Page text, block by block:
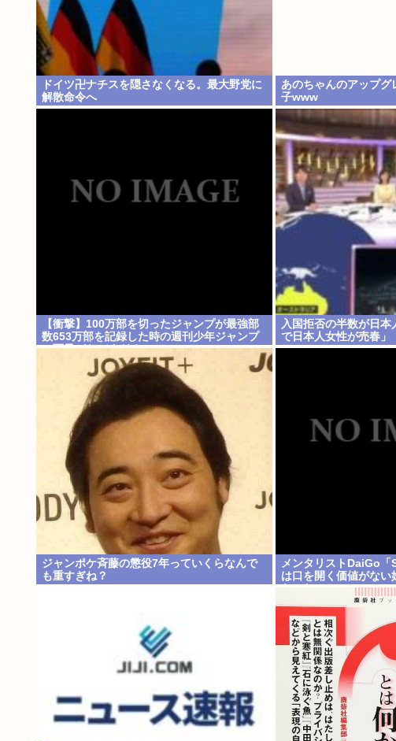
ドイツ卍ナチスを隠さなくなる。最大野党に
解散命令へ
あのちゃんのアップグ
子www
【衝撃】100万部を切ったジャンプが最強部
数653万部を記録した時の週刊少年ジャンプ
の面子がヤバすぎる
入国拒否の半数が日
で日本人女性が売春」
ジャンポケ斉藤の懲役7年っていくらなんで
も重すぎね？
メンタリストDaiGo「
は口を開く価値がない